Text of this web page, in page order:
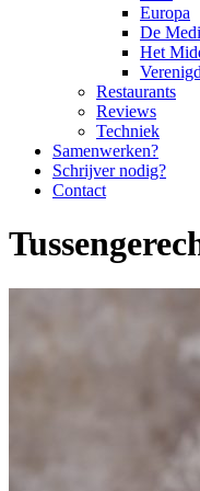
Europa
De
Het
Restaurants
Reviews
Techniek
Samenwerken?
Schrijver nodig?
Contact